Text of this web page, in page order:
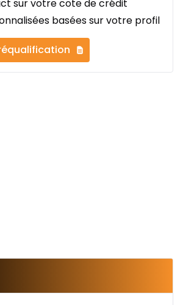
sur votre cote de crédit
basées sur votre profil